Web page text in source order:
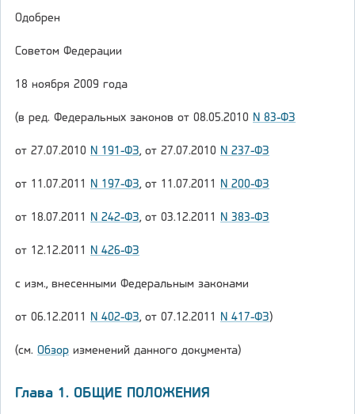
Одобрен
Советом Федерации
18 ноября 2009 года
(в ред. Федеральных законов от 08.05.2010 N 83-ФЗ
от 27.07.2010 N 191-ФЗ, от 27.07.2010 N 237-ФЗ
от 11.07.2011 N 197-ФЗ, от 11.07.2011 N 200-ФЗ
от 18.07.2011 N 242-ФЗ, от 03.12.2011 N 383-ФЗ
от 12.12.2011 N 426-ФЗ
с изм., внесенными Федеральным законами
от 06.12.2011 N 402-ФЗ, от 07.12.2011 N 417-ФЗ)
(см. Обзор изменений данного документа)
Глава 1. ОБЩИЕ ПОЛОЖЕНИЯ